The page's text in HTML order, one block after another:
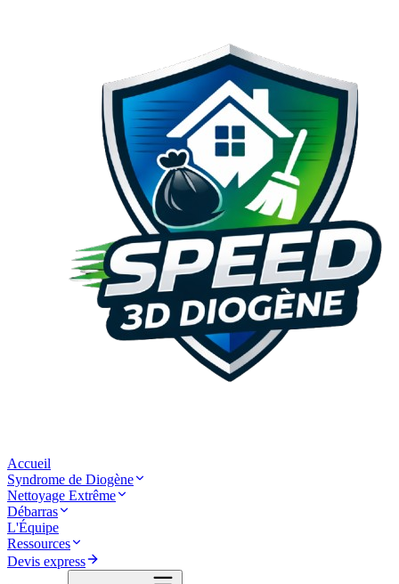
Accueil
Syndrome de Diogène
Nettoyage Extrême
Débarras
L'Équipe
Ressources
Devis express